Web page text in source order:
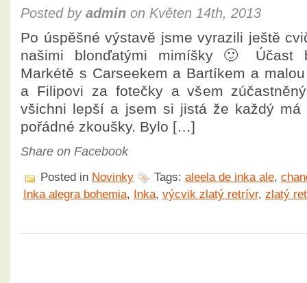
Posted by admin on Květen 14th, 2013
Po úspěšné výstavě jsme vyrazili ještě
našimi blonďatými mimíšky 🙂 Účast
Markétě s Carseekem a Bartíkem a
a Filipovi za fotečky a všem
všichni lepší a jsem si jistá že každý má
pořádné zkoušky. Bylo […]
Share on Facebook
Posted in Novinky Tags: aleela de inka ale,
Inka alegra bohemia, Inka, výcvik zlatý retrívr, zlatý